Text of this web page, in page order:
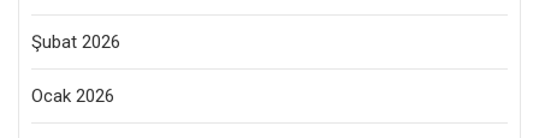
Şubat 2026
Ocak 2026